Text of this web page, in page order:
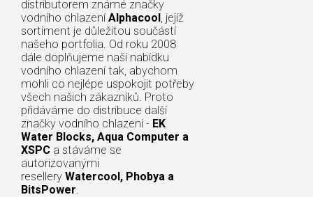
distributorem známé značky
vodního chlazení Alphacool, jejíž
sortiment je důležitou součástí
našeho portfolia. Od roku 2008
dále doplňujeme naší nabídku
vodního chlazení tak, abychom
mohli co nejlépe uspokojit potřeby
všech našich zákazníků. Proto
přidáváme do distribuce další
značky vodního chlazení - EK
Water Blocks, Aqua Computer a
XSPC a stáváme se
autorizovanými
resellery Watercool, Phobya a
BitsPower.